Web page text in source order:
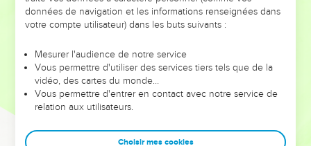
VOTRES ?
leur foi ou leur vision. Mais on voit moins les doutes, les erreurs
et les saisons difficiles qu'ils ont traversés, alors même que ce
sont elles qui les ont façonnés.
Dans cette conférence, leaders, entrepreneurs, et responsables
clés pour avancer avec plus de sagesse afin que leurs erreurs
données de navigation et les informations renseignées dans
votre compte utilisateur) dans les buts suivants :
Mesurer l'audience de notre service
Vous permettre d'utiliser des services tiers tels que de la
vidéo, des cartes du monde…
Vous permettre d'entrer en contact avec notre service de
relation aux utilisateurs.
Choisir mes cookies